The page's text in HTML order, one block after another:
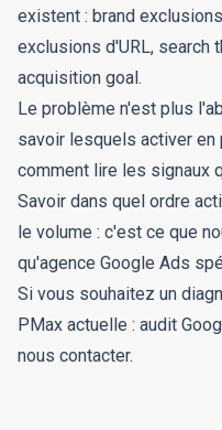
existent : brand
exclusions d'URL, search
acquisition goal.
Le problème n'est plus
savoir lesquels activer en
comment lire les signaux
Savoir dans quel ordre
le volume : c'est ce que
qu'agence Google Ads
Si vous souhaitez un
PMax actuelle : audit
nous contacter.